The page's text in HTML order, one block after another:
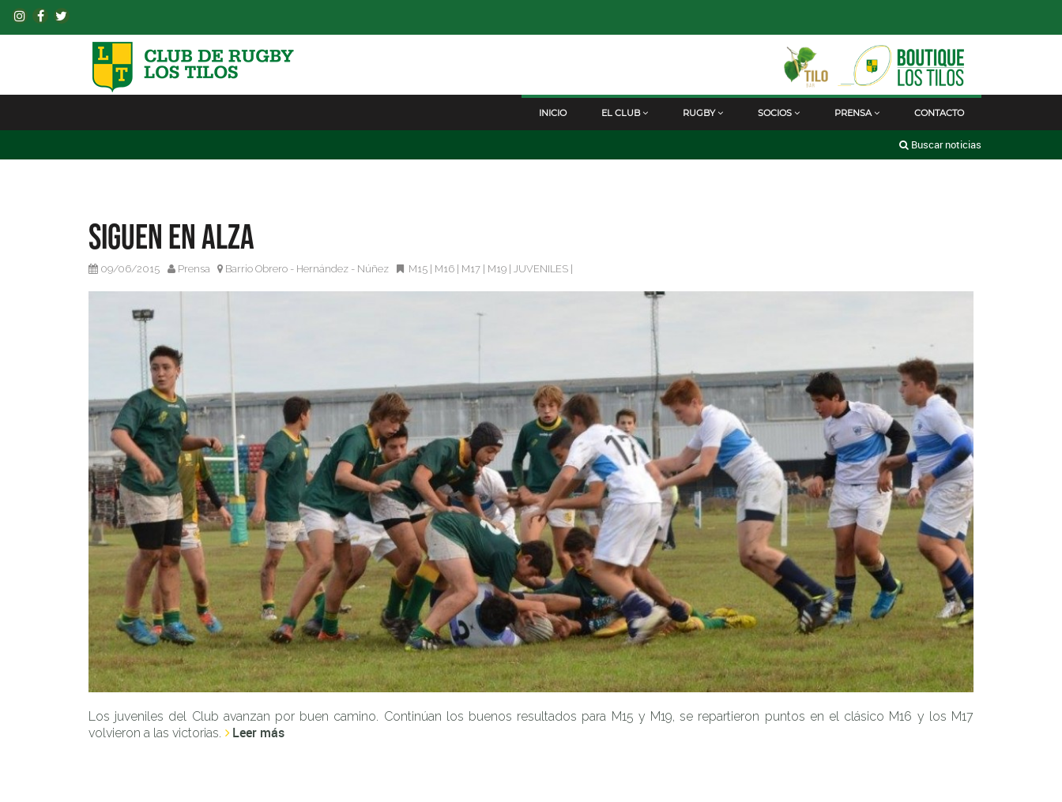
INICIO EL CLUB RUGBY SOCIOS PRENSA CONTACTO
Buscar noticias
Siguen en alza
09/06/2015 Prensa Barrio Obrero - Hernández - Núñez M15| M16| M17| M19| JUVENILES|
Los juveniles del Club avanzan por buen camino. Continúan los buenos resultados para M15 y M19, se repartieron puntos en el clásico M16 y los M17
volvieron a las victorias.
Leer más